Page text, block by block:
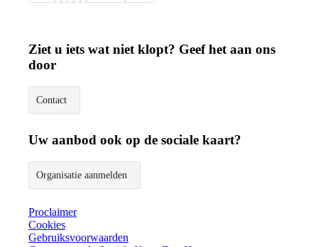
Ziet u iets wat niet klopt? Geef het aan ons
door
Contact
Uw aanbod ook op de sociale kaart?
Organisatie aanmelden
Proclaimer
Cookies
Gebruiksvoorwaarden